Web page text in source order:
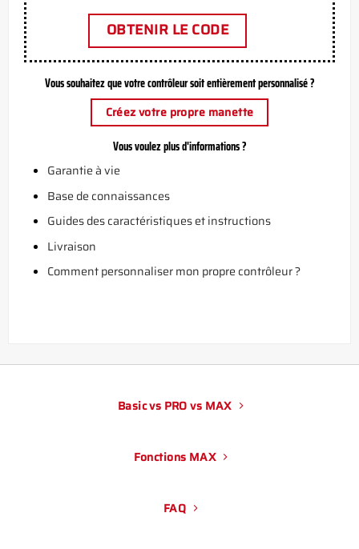
OBTENIR LE CODE
Vous souhaitez que votre contrôleur soit entièrement personnalisé ?
Créez votre propre manette
Vous voulez plus d'informations ?
Garantie à vie
Base de connaissances
Guides des caractéristiques et instructions
Livraison
Comment personnaliser mon propre contrôleur ?
Basic vs PRO vs MAX
Fonctions MAX
FAQ